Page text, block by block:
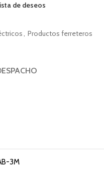
de deseos
Productos ferreteros
3M